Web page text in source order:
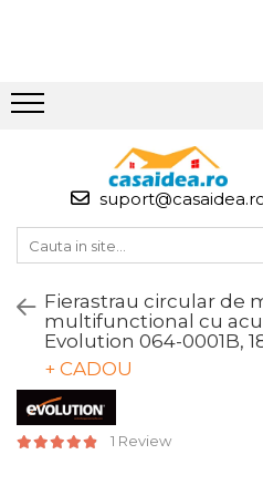
Adeziv Instant & Super Glue
Epoxidic
Banda Adeziva
Pasta de Lipit Universala
Blocator & Solutie Blocare
Suruburi
Banda Izolatoare
Banda Teflon
Fierastrau circular de
multifunctional cu
Evolution 064-0001B,
+ CADOU
1 Review